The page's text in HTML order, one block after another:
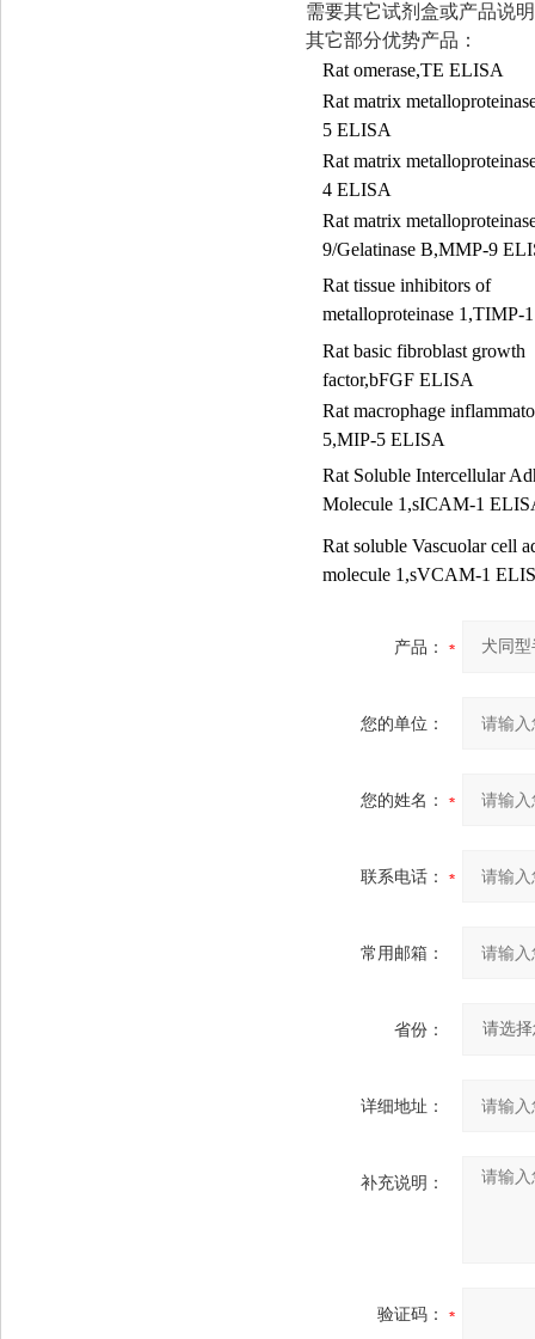
需要其它试剂盒或产品说
其它部分优势产品：
Rat omerase,TE ELISA
Rat matrix
5 ELISA
Rat matrix
4 ELISA
Rat matrix
9/Gelatinase B,MMP-9
Rat tissue inhibitors of
metalloproteinase 1,TIMP-
Rat basic fibroblast growth
factor,bFGF ELISA
Rat macrophage
5,MIP-5 ELISA
Rat Soluble Intercellular
Molecule 1,sICAM-1
Rat soluble Vascuolar cell
molecule 1,sVCAM-1
产品：
您的单位：
您的姓名：
联系电话：
常用邮箱：
省份：
详细地址：
补充说明：
验证码：